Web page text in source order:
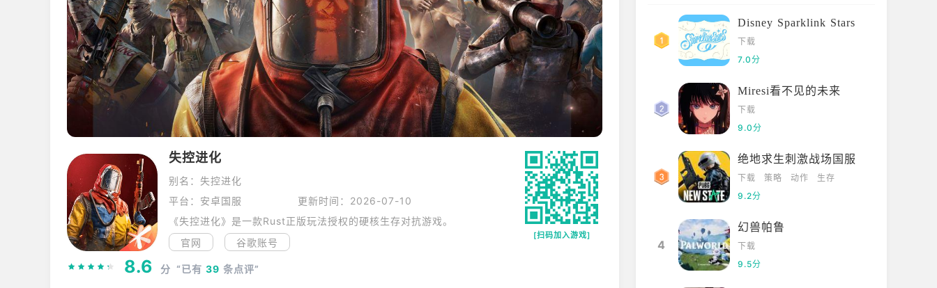
失控进化
别名：失控进化
平台：安卓国服
更新时间：2026-07-10
《失控进化》是一款Rust正版玩法授权的硬核生存对抗游戏。
官网
谷歌账号
[扫码加入游戏]
8.6 分 “已有 39 条点评”
Disney Sparklink Stars
下载
7.0分
Miresi看不见的未来
下载
9.0分
绝地求生刺激战场国服
下载 策略 动作
生存
9.2分
4
幻兽帕鲁
下载
9.5分